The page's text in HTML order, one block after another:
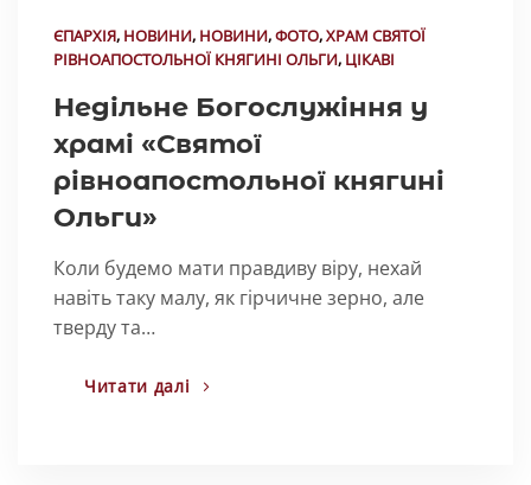
ЄПАРХІЯ, НОВИНИ, НОВИНИ,ФОТО,ХРАМ СВЯТОЇ
РІВНОАПОСТОЛЬНОЇ КНЯГИНІ ОЛЬГИ, ЦІКАВІ
Недільне Богослужіння у
храмі «Святої
рівноапостольної княгині
Ольги»
Коли будемо мати правдиву віру, нехай
навіть таку малу, як гірчичне зерно, але
тверду та…
Читати далі